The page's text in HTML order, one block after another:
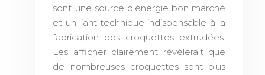
sont une source d’énergie bon marché
et un liant technique indispensable à la
fabrication des croquettes extrudées.
Les afficher clairement révélerait que
de nombreuses croquettes sont plus